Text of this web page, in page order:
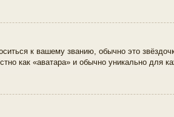
к вашему званию, обычно это
как «аватара» и обычно уникально для